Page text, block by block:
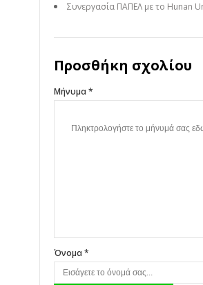
Συνεργασία ΠΑΠΕΛ με το Hunan
Προσθήκη σχολίου
Μήνυμα *
Όνομα *